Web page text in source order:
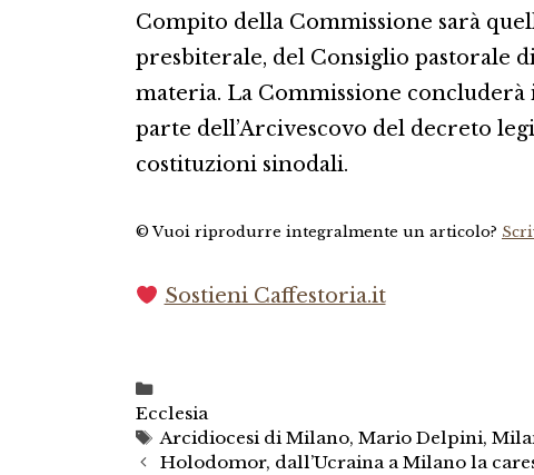
Compito della Commissione sarà
presbiterale, del Consiglio pastorale
materia. La Commissione
parte dell’Arcivescovo del decreto
costituzioni sinodali.
© Vuoi riprodurre integralmente un articolo?
Sostieni Caffestoria.it
Ecclesia
Tag
Arcidiocesi di Milano,Mario Delpini,
Holodomor, dall’Ucraina a Milano la